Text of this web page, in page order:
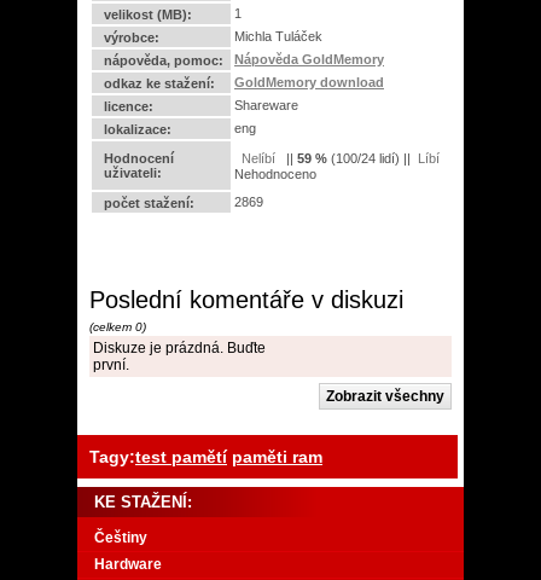
velikost (MB):
1
výrobce:
Michla Tuláček
nápověda, pomoc:
Nápověda GoldMemory
odkaz ke stažení:
GoldMemory download
licence:
Shareware
lokalizace:
eng
Hodnocení
uživateli:
|| 59 % (100/24 lidí) ||
Nehodnoceno
počet stažení:
2869
Poslední komentáře v diskuzi
(celkem 0)
Diskuze je prázdná. Buďte
první.
Tagy:test pamětí paměti ram
KE STAŽENÍ:
Češtiny
Hardware